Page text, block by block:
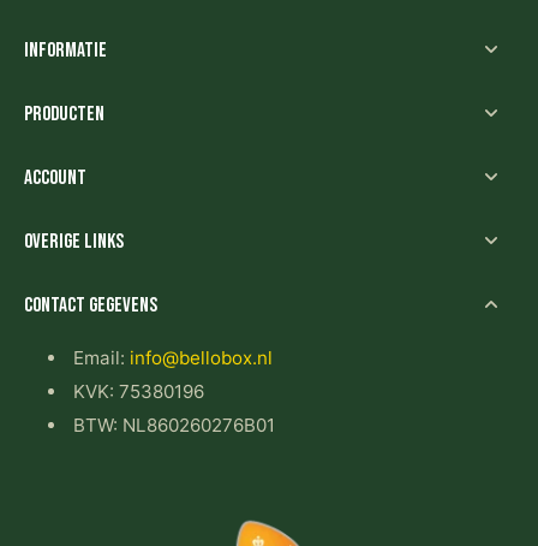
Informatie
Producten
Account
Overige links
Contact gegevens
Email: info@bellobox.nl
KVK: 75380196
BTW: NL860260276B01